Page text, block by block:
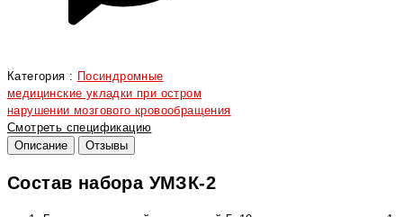
Категория : Посиндромные
медицинские укладки при остром
нарушении мозгового кровообращения
Смотреть спецификацию
Описание
Отзывы
Состав набора УМЗК-2